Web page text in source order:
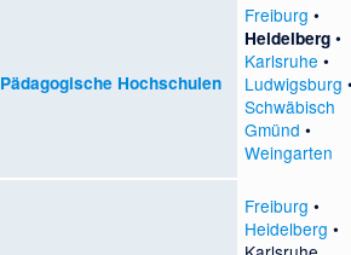
Pädagogische Hochschulen
Freiburg •
Heidelberg•
Karlsruhe •
Ludwigsburg
Schwäbisch
Gmünd •
Weingarten
Freiburg •
Heidelberg •